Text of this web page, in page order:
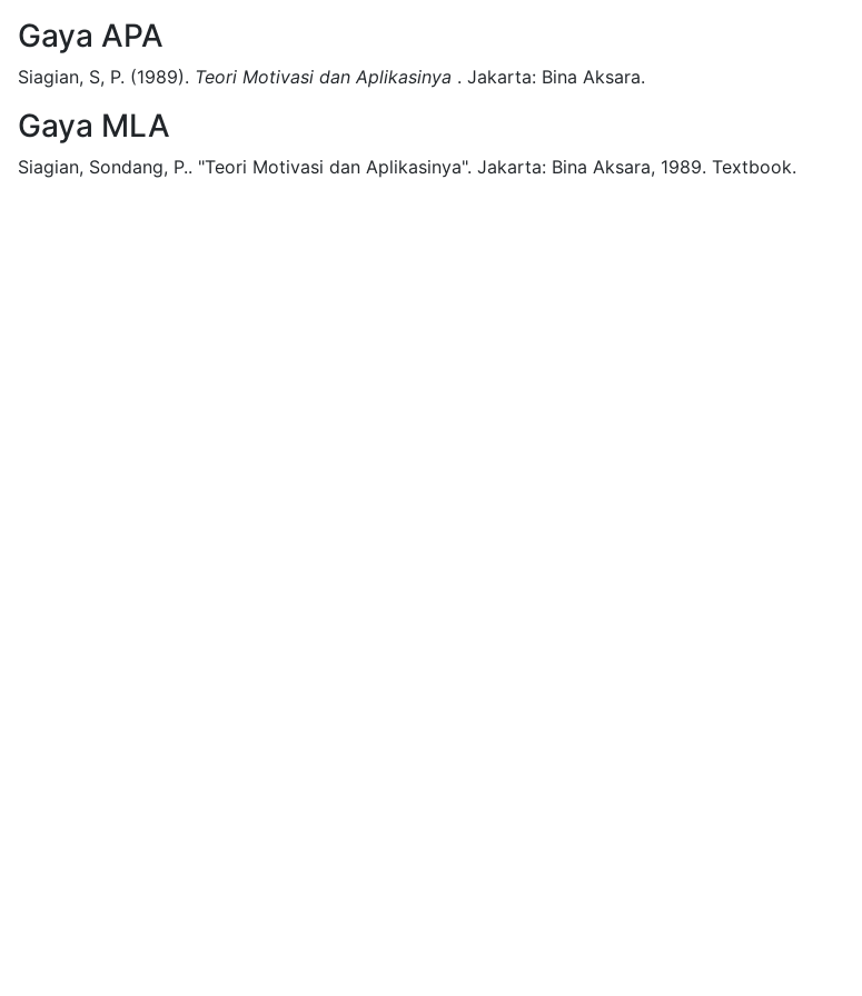
Gaya APA
Siagian, S, P. (1989). Teori Motivasi dan Aplikasinya . Jakarta: Bina Aksara.
Gaya MLA
Siagian, Sondang, P.. "Teori Motivasi dan Aplikasinya". Jakarta: Bina Aksara, 1989. Textbook.